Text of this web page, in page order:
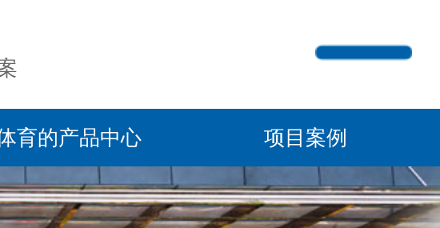
育的产品中心 项目案例